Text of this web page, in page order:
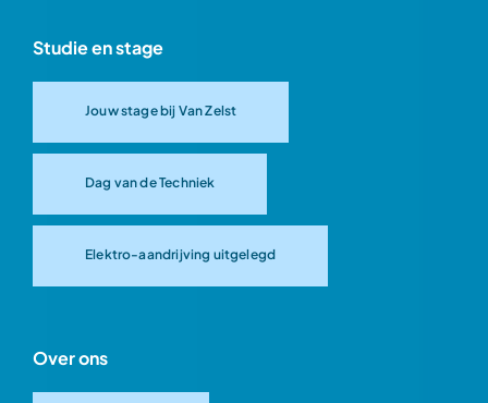
Studie en stage
Jouw stage bij Van Zelst
Dag van de Techniek
Elektro-aandrijving uitgelegd
Over ons